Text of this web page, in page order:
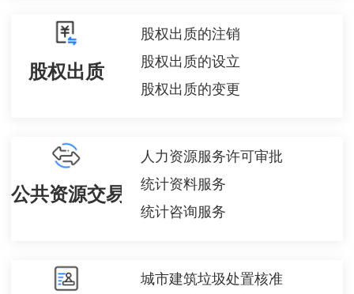
股权出质
股权出质的注销
股权出质的设立
股权出质的变更
公共资源交易
人力资源服务许可审批
统计资料服务
统计咨询服务
城市建筑垃圾处置核准